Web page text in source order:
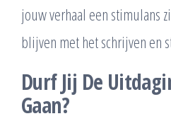
jouw verhaal een stimulans
blijven met het schrijven en
Durf Jij De
Gaan?